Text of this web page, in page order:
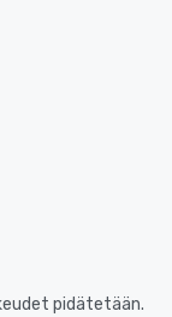
pidätetään.